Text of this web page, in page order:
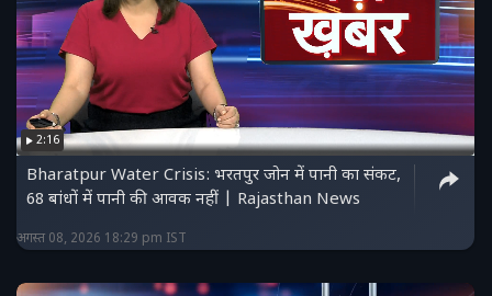
2:16
Bharatpur Water Crisis: भरतपुर जोन में पानी का संकट,
68 बांधों में पानी की आवक नहीं | Rajasthan News
अगस्त 08, 2026 18:29 pm IST